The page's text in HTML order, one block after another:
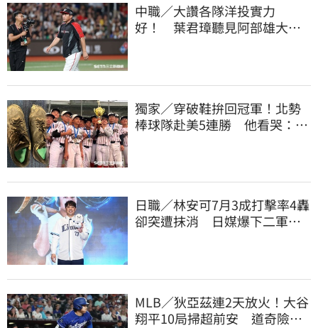
中職／大讚各隊洋投實力
好！ 葉君璋聽見阿部雄大被
獨家／穿破鞋拚回冠軍！北勢
棒球隊赴美5連勝 他看哭：台
日職／林安可7月3成打擊率4轟
卻突遭抹消 日媒爆下二軍背
MLB／狄亞茲連2天放火！大谷
翔平10局掃超前安 道奇險逃9